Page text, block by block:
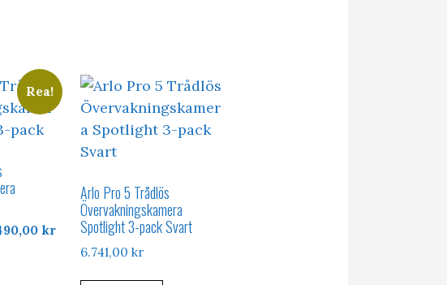
Rea!
krDet
nuvarande
Arlo Pro 5 Trådlös
Övervakningskamera
Spotlight 3-pack Svart
6.741,00kr